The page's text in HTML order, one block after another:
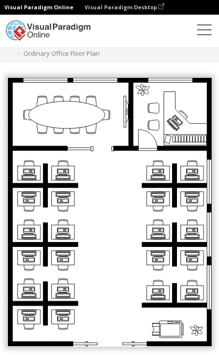
Visual Paradigm Online Visual Paradigm Desktop
Ordinary Office Floor Plan